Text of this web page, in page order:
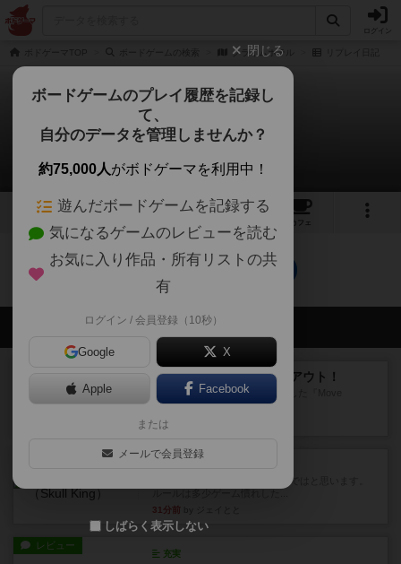
ログイン
クライムホテル
クライムホテル
0件のリプレイ日記
2 2
カフェ
クライムホテルのトップに戻る
会員の新しい投稿
アンブッシュ！：ムーブアウト！
1984年にVictory Gamesが出版した『Move
Out！』...
17分前
とにかく楽しい！最高のゲームではと思います。
31分前
レビュー
充実
閉じる
ボードゲームのプレイ履歴を記録し
て、
自分のデータを管理しませんか？
約75,000人がボドゲーマを利用中！
遊んだボードゲームを記録する
気になるゲームのレビューを読む
お気に入り作品・所有リストの共
有
ログイン / 会員登録（10秒）
Google X
Apple Facebook
または
メールで会員登録
しばらく表示しない